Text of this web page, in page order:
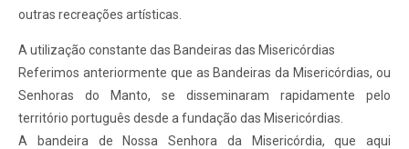
outras recreações artísticas.
A utilização constante das Bandeiras das Misericórdias
Referimos anteriormente que as Bandeiras da Misericórdias, ou
Senhoras do Manto, se disseminaram rapidamente pelo
território português desde a fundação das Misericórdias.
A bandeira de Nossa Senhora da Misericórdia, que aqui